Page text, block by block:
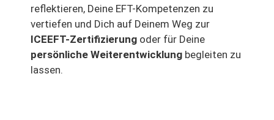
reflektieren, Deine EFT-Kompetenzen zu
vertiefen und Dich auf Deinem Weg zur
ICEEFT-Zertifizierung oder für Deine
persönliche Weiterentwicklung begleiten zu
lassen.